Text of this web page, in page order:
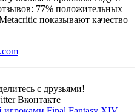
77% положительных
показывают качество
с друзьями!
Вконтакте